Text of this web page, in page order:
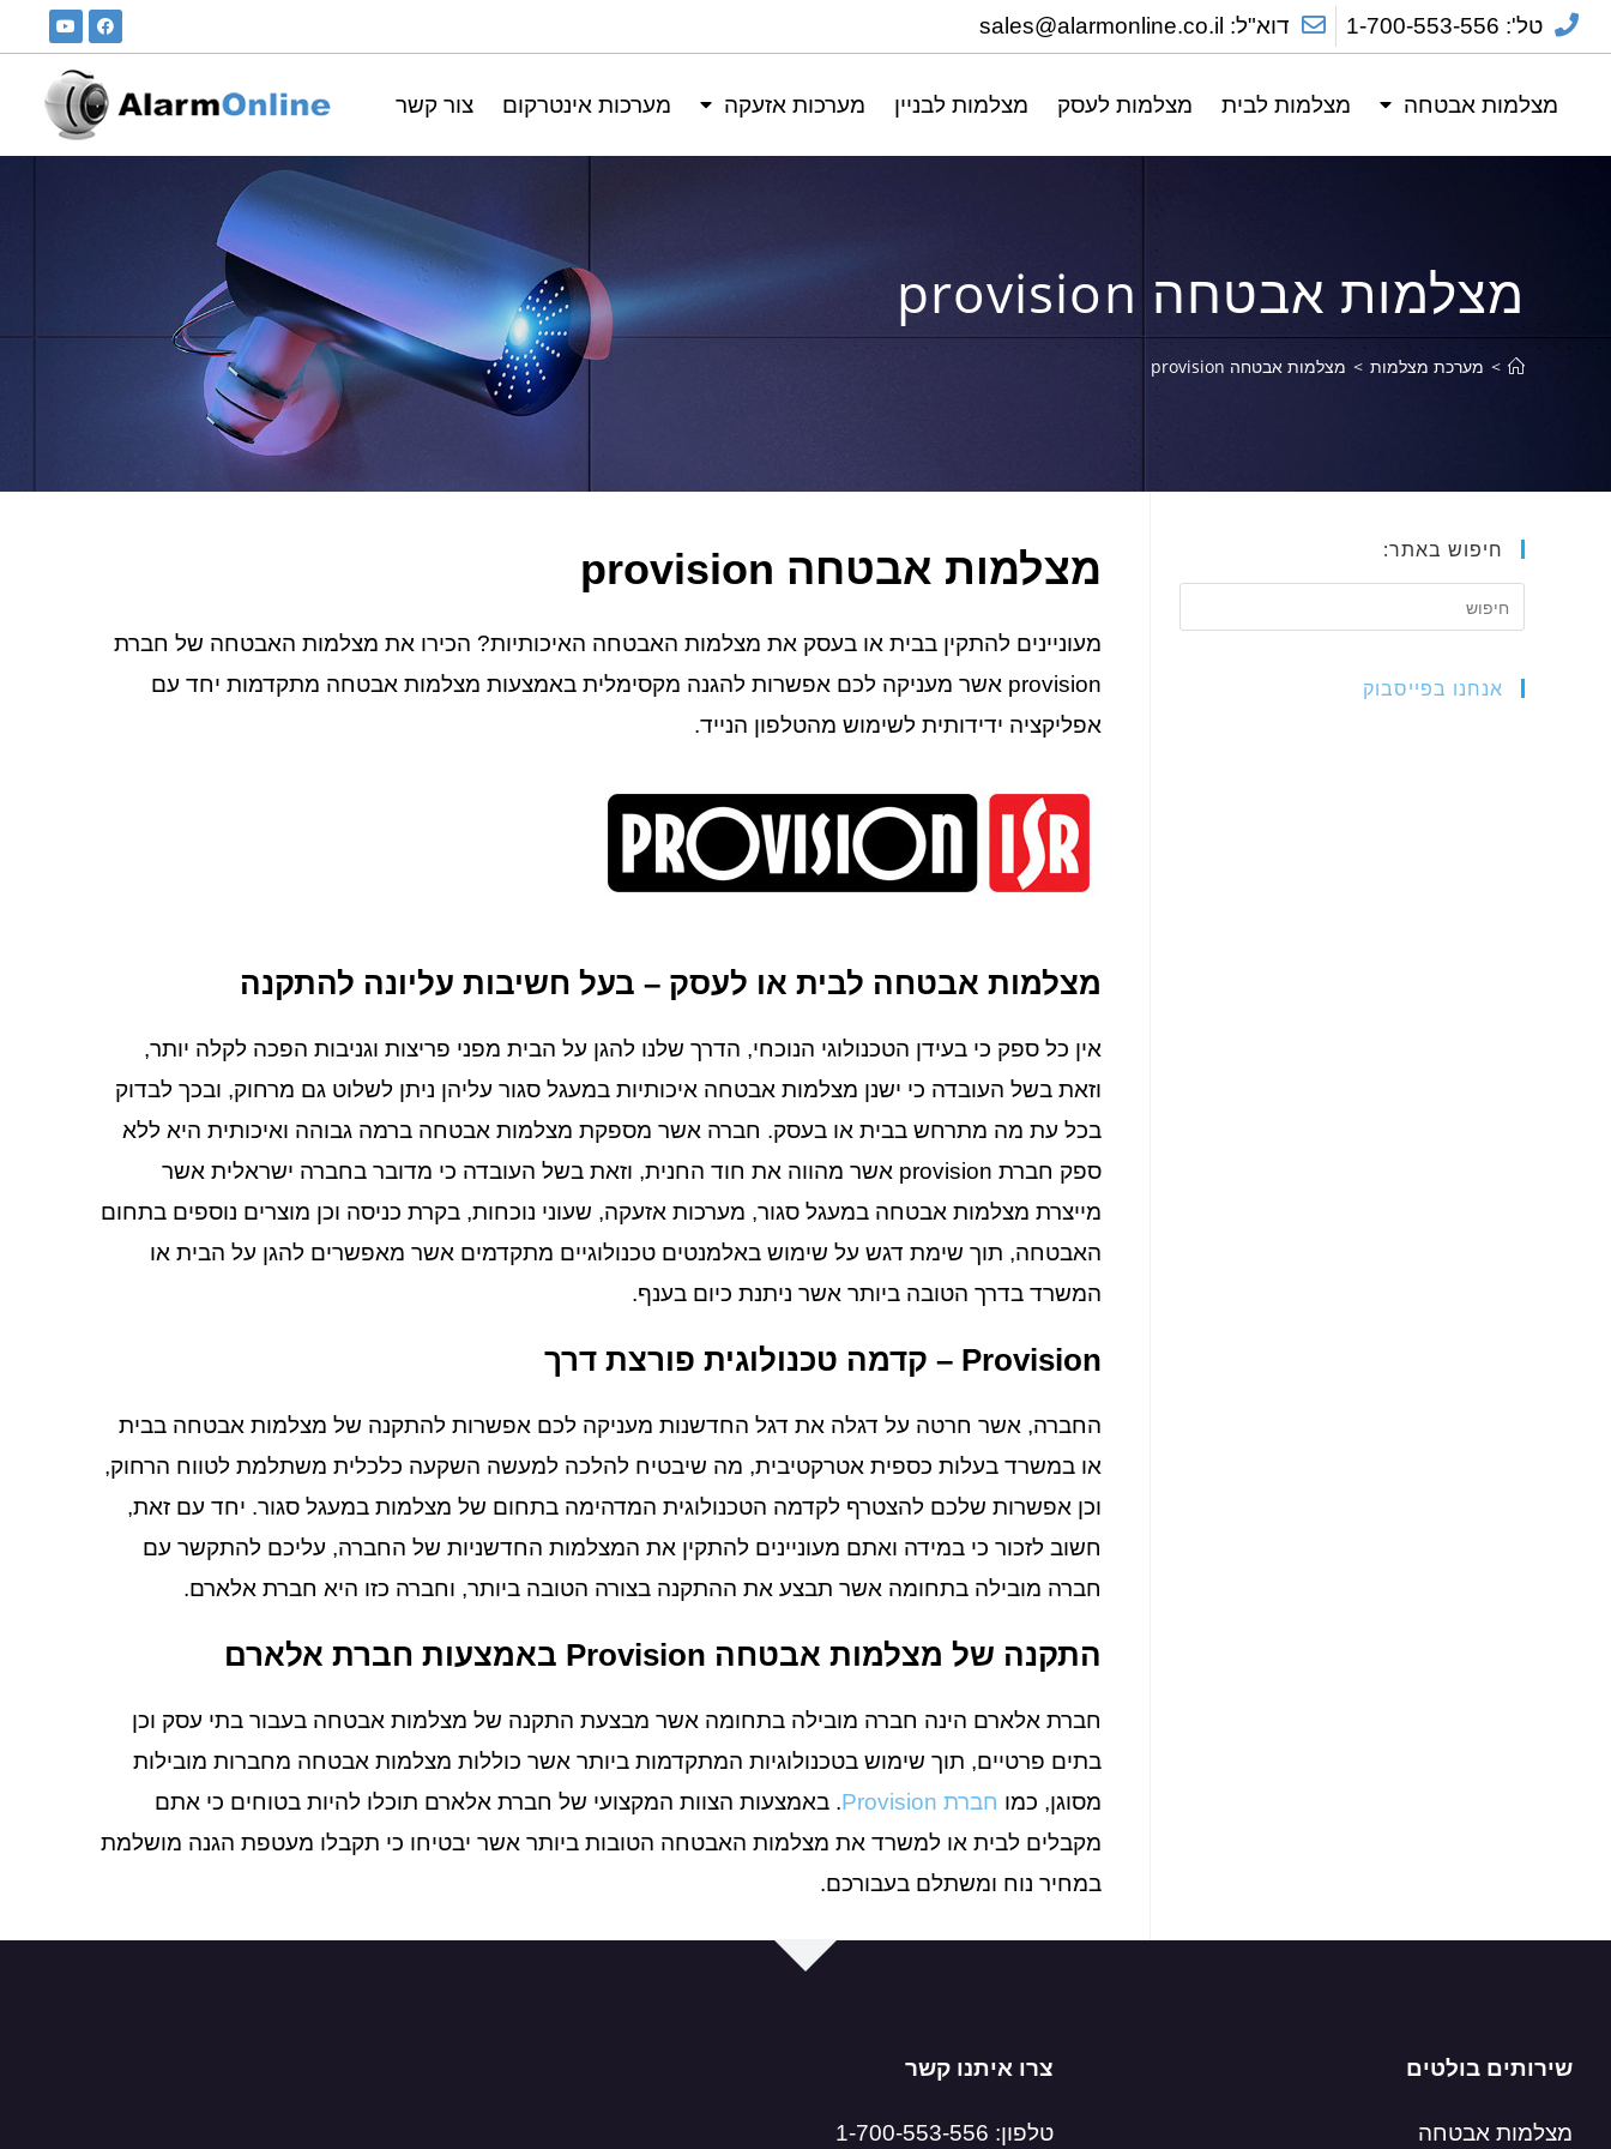
טל': 1-700-553-556 דוא"ל: sales@alarmonline.co.il
מצלמות אבטחה מצלמות לבית מצלמות לעסק מצלמות לבניין מערכות אזעקה מערכות אינטרקום צור קשר
מצלמות אבטחה provision
> מערכת מצלמות > מצלמות אבטחה provision
מצלמות אבטחה provision
מעוניינים להתקין בבית או בעסק את מצלמות האבטחה האיכותיות? הכירו את מצלמות האבטחה של חברת
provision אשר מעניקה לכם אפשרות להגנה מקסימלית באמצעות מצלמות אבטחה מתקדמות יחד עם
אפליקציה ידידותית לשימוש מהטלפון הנייד.
מצלמות אבטחה לבית או לעסק – בעל חשיבות עליונה להתקנה
אין כל ספק כי בעידן הטכנולוגי הנוכחי, הדרך שלנו להגן על הבית מפני פריצות וגניבות הפכה לקלה יותר,
וזאת בשל העובדה כי ישנן מצלמות אבטחה איכותיות במעגל סגור עליהן ניתן לשלוט גם מרחוק, ובכך לבדוק
בכל עת מה מתרחש בבית או בעסק. חברה אשר מספקת מצלמות אבטחה ברמה גבוהה ואיכותית היא ללא
ספק חברת provision אשר מהווה את חוד החנית, וזאת בשל העובדה כי מדובר בחברה ישראלית אשר
מייצרת מצלמות אבטחה במעגל סגור, מערכות אזעקה, שעוני נוכחות, בקרת כניסה וכן מוצרים נוספים בתחום
האבטחה, תוך שימת דגש על שימוש באלמנטים טכנולוגיים מתקדמים אשר מאפשרים להגן על הבית או
המשרד בדרך הטובה ביותר אשר ניתנת כיום בענף.
Provision – קדמה טכנולוגית פורצת דרך
החברה, אשר חרטה על דגלה את דגל החדשנות מעניקה לכם אפשרות להתקנה של מצלמות אבטחה בבית
או במשרד בעלות כספית אטרקטיבית, מה שיבטיח להלכה למעשה השקעה כלכלית משתלמת לטווח הרחוק,
וכן אפשרות שלכם להצטרף לקדמה הטכנולוגית המדהימה בתחום של מצלמות במעגל סגור. יחד עם זאת,
חשוב לזכור כי במידה ואתם מעוניינים להתקין את המצלמות החדשניות של החברה, עליכם להתקשר עם
חברה מובילה בתחומה אשר תבצע את ההתקנה בצורה הטובה ביותר, וחברה כזו היא חברת אלארם.
התקנה של מצלמות אבטחה Provision באמצעות חברת אלארם
חברת אלארם הינה חברה מובילה בתחומה אשר מבצעת התקנה של מצלמות אבטחה בעבור בתי עסק וכן
בתים פרטיים, תוך שימוש בטכנולוגיות המתקדמות ביותר אשר כוללות מצלמות אבטחה מחברות מובילות
מסוגן, כמו חברת Provision
. באמצעות הצוות המקצועי של חברת אלארם תוכלו להיות בטוחים כי אתם
מקבלים לבית או למשרד את מצלמות האבטחה הטובות ביותר אשר יבטיחו כי תקבלו מעטפת הגנה מושלמת
במחיר נוח ומשתלם בעבורכם.
חיפוש באתר:
אנחנו בפייסבוק
שירותים בולטים
מצלמות אבטחה
צרו איתנו קשר
טלפון: 1-700-553-556